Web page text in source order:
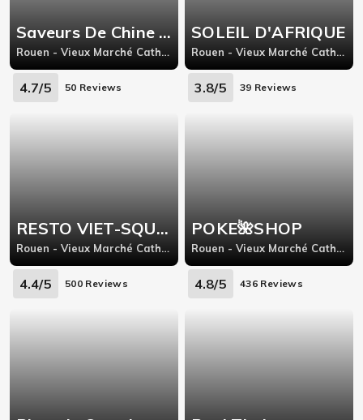
Saveurs De Chine 🇨🇳
Rouen - Vieux Marché Cathédrale, 43 Rue Saint-Eloi
4.7/5 50 Reviews
SOLEIL D'AFRIQUE
Rouen - Vieux Marché Cathédrale, 143 Rue Beauvoisine Rouen France,
3.8/5 39 Reviews
RESTO VIET-SQUARE HENRI IV
Rouen - Vieux Marché Cathédrale, 22 Rue D'Harcourt,76000
4.4/5 500 Reviews
POKE🌺SHOP
Rouen - Vieux Marché Cathédrale, 56 rue d'Amiens,
4.8/5 436 Reviews